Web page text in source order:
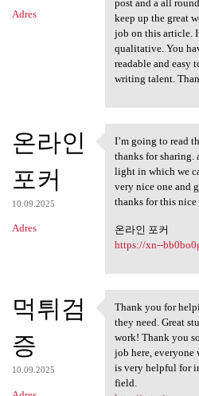
Adres
post and a all
keep up the great
job on this article.
qualitative. You
readable and easy
writing talent.
온라인
포커
10.09.2025
Adres
I’m going to
I’m going to read
thanks for sharing.
light in which we
very nice one and
thanks for this nice
온라인 포커
https://xn--
먹튀검
증
10.09.2025
Thank you for
Thank you for
they need. Great
work! Thank you
job here,
is very helpful for
field.